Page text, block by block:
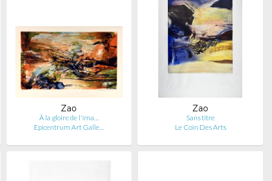
Zao
À la gloire de l'ima…
Epicentrum Art Galle…
Zao
Sans titre
Le Coin Des Arts